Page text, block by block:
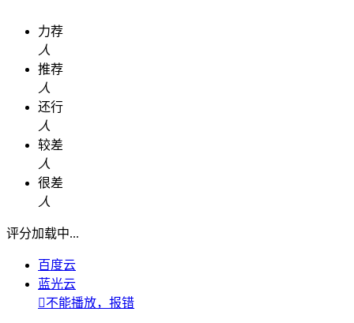
力荐
人
推荐
人
还行
人
较差
人
很差
人
评分加载中...
百度云
蓝光云
不能播放，报错